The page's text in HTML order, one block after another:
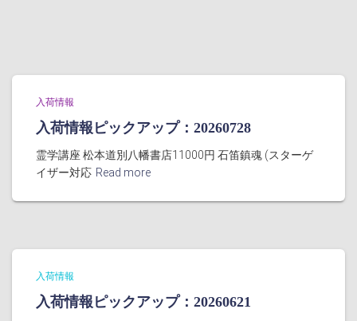
入荷情報
入荷情報ピックアップ：20260728
霊学講座 松本道別八幡書店11000円 石笛鎮魂 (スターゲ
イザー対応 Read more
入荷情報
入荷情報ピックアップ：20260621